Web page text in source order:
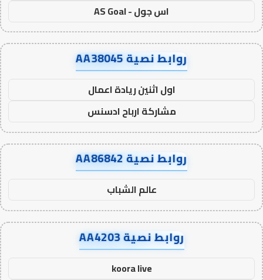
اس جول - AS Goal
روابط نصية AA38045
اول اثنين ريادة اعمال
مشاركة ارباح ادسنس
روابط نصية AA86842
عالم الشباب
روابط نصية AA4203
koora live